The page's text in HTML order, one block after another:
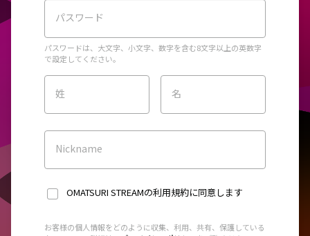
パスワード
パスワードは、大文字、小文字、数字を含む8文字以上の英数字
で設定してください。
姓 名
Nickname
OMATSURI STREAMの利用規約に同意します
お客様の個人情報をどのように収集、利用、共有、保護している